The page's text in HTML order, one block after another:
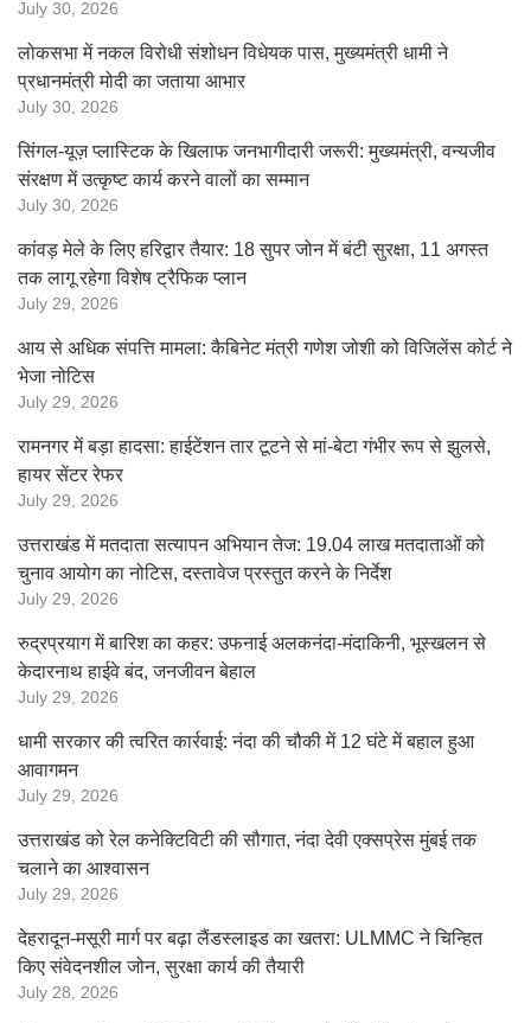
July 30, 2026
लोकसभा में नकल विरोधी संशोधन विधेयक पास, मुख्यमंत्री धामी ने
प्रधानमंत्री मोदी का जताया आभार
July 30, 2026
सिंगल-यूज़ प्लास्टिक के खिलाफ जनभागीदारी जरूरी: मुख्यमंत्री, वन्यजीव
संरक्षण में उत्कृष्ट कार्य करने वालों का सम्मान
July 30, 2026
कांवड़ मेले के लिए हरिद्वार तैयार: 18 सुपर जोन में बंटी सुरक्षा, 11 अगस्त
तक लागू रहेगा विशेष ट्रैफिक प्लान
July 29, 2026
आय से अधिक संपत्ति मामला: कैबिनेट मंत्री गणेश जोशी को विजिलेंस कोर्ट ने
भेजा नोटिस
July 29, 2026
रामनगर में बड़ा हादसा: हाईटेंशन तार टूटने से मां-बेटा गंभीर रूप से झुलसे,
हायर सेंटर रेफर
July 29, 2026
उत्तराखंड में मतदाता सत्यापन अभियान तेज: 19.04 लाख मतदाताओं को
चुनाव आयोग का नोटिस, दस्तावेज प्रस्तुत करने के निर्देश
July 29, 2026
रुद्रप्रयाग में बारिश का कहर: उफनाई अलकनंदा-मंदाकिनी, भूस्खलन से
केदारनाथ हाईवे बंद, जनजीवन बेहाल
July 29, 2026
धामी सरकार की त्वरित कार्रवाई: नंदा की चौकी में 12 घंटे में बहाल हुआ
आवागमन
July 29, 2026
उत्तराखंड को रेल कनेक्टिविटी की सौगात, नंदा देवी एक्सप्रेस मुंबई तक
चलाने का आश्वासन
July 29, 2026
देहरादून-मसूरी मार्ग पर बढ़ा लैंडस्लाइड का खतरा: ULMMC ने चिन्हित
किए संवेदनशील जोन, सुरक्षा कार्य की तैयारी
July 28, 2026